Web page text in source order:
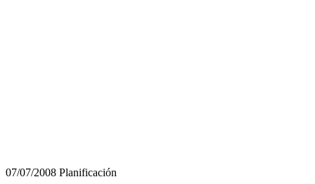
07/07/2008 Planificación